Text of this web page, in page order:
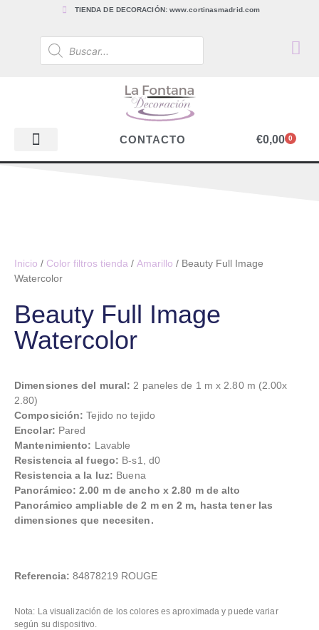
TIENDA DE DECORACIÓN: www.cortinasmadrid.com
CONTACTO €0,00 0
Inicio / Color filtros tienda / Amarillo / Beauty Full Image
Watercolor
Beauty Full Image
Watercolor
Dimensiones del mural: 2 paneles de 1 m x 2.80 m (2.00x
2.80)
Composición: Tejido no tejido
Encolar: Pared
Mantenimiento: Lavable
Resistencia al fuego: B-s1, d0
Resistencia a la luz: Buena
Panorámico: 2.00 m de ancho x 2.80 m de alto
Panorámico ampliable de 2 m en 2 m, hasta tener las
dimensiones que necesiten.
Referencia: 84878219 ROUGE
Nota: La visualización de los colores es aproximada y puede variar
según su dispositivo.